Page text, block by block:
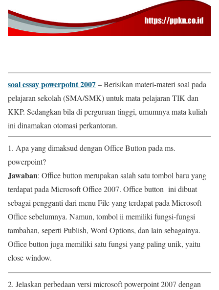
soal essay powerpoint 2007– Berisikan materi-materi soal pada
pelajaran sekolah (SMA/SMK) untuk mata pelajaran TIK dan
KKP. Sedangkan bila di perguruan tinggi, umumnya mata kuliah
ini dinamakan otomasi perkantoran.
1. Apa yang dimaksud dengan Office Button pada ms.
powerpoint?
Jawaban: Office button merupakan salah satu tombol baru yang
terdapat pada Microsoft Office 2007. Office button ini dibuat
sebagai pengganti dari menu File yang terdapat pada Microsoft
Office sebelumnya. Namun, tombol ii memiliki fungsi-fungsi
tambahan, seperti Publish, Word Options, dan lain sebagainya.
Office button juga memiliki satu fungsi yang paling unik, yaitu
close window.
2. Jelaskan perbedaan versi microsoft powerpoint 2007 dengan